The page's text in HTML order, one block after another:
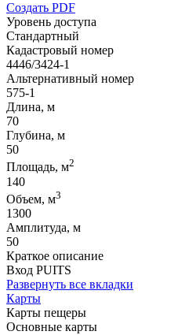
Создать PDF
Уровень доступа
Стандартный
Кадастровый номер
4446/3424-1
Альтернативный номер
575-1
Длина, м
70
Глубина, м
50
Площадь, м2
140
Объем, м3
1300
Амплитуда, м
50
Краткое описание
Вход PUITS
Развернуть все вкладки
Карты
Карты пещеры
Основные карты